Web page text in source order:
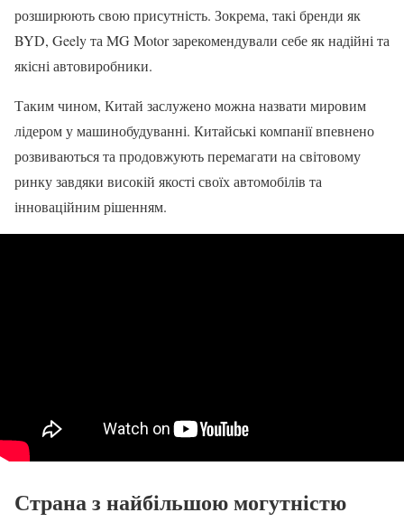
розширюють свою присутність. Зокрема, такі бренди як
BYD, Geely та MG Motor зарекомендували себе як надійні та
якісні автовиробники.
Таким чином, Китай заслужено можна назвати мировим
лідером у машинобудуванні. Китайські компанії впевнено
розвиваються та продовжують перемагати на світовому
ринку завдяки високій якості своїх автомобілів та
інноваційним рішенням.
Страна з найбільшою могутністю